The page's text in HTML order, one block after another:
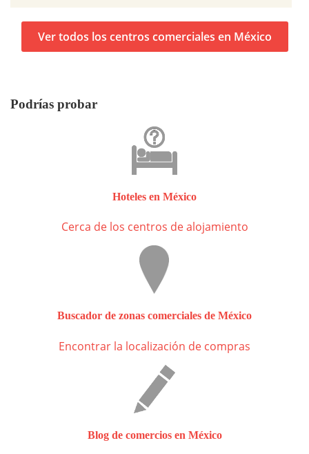
Ver todos los centros comerciales en México
Podrías probar
Hoteles en México
Cerca de los centros de alojamiento
Buscador de zonas comerciales de México
Encontrar la localización de compras
Blog de comercios en México